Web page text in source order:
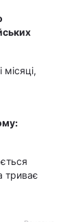
триває